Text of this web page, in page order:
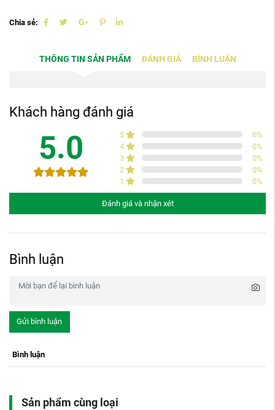
Chia sẻ:
THÔNG TIN SẢN PHẨM ĐÁNH GIÁ BÌNH LUẬN
Khách hàng đánh giá
5.0 5 0%
4
0%
3
0%
2
0%
1
0%
Đánh giá và nhận xét
Bình luận
Gửi bình luận
Bình luận
Sản phẩm cùng loại